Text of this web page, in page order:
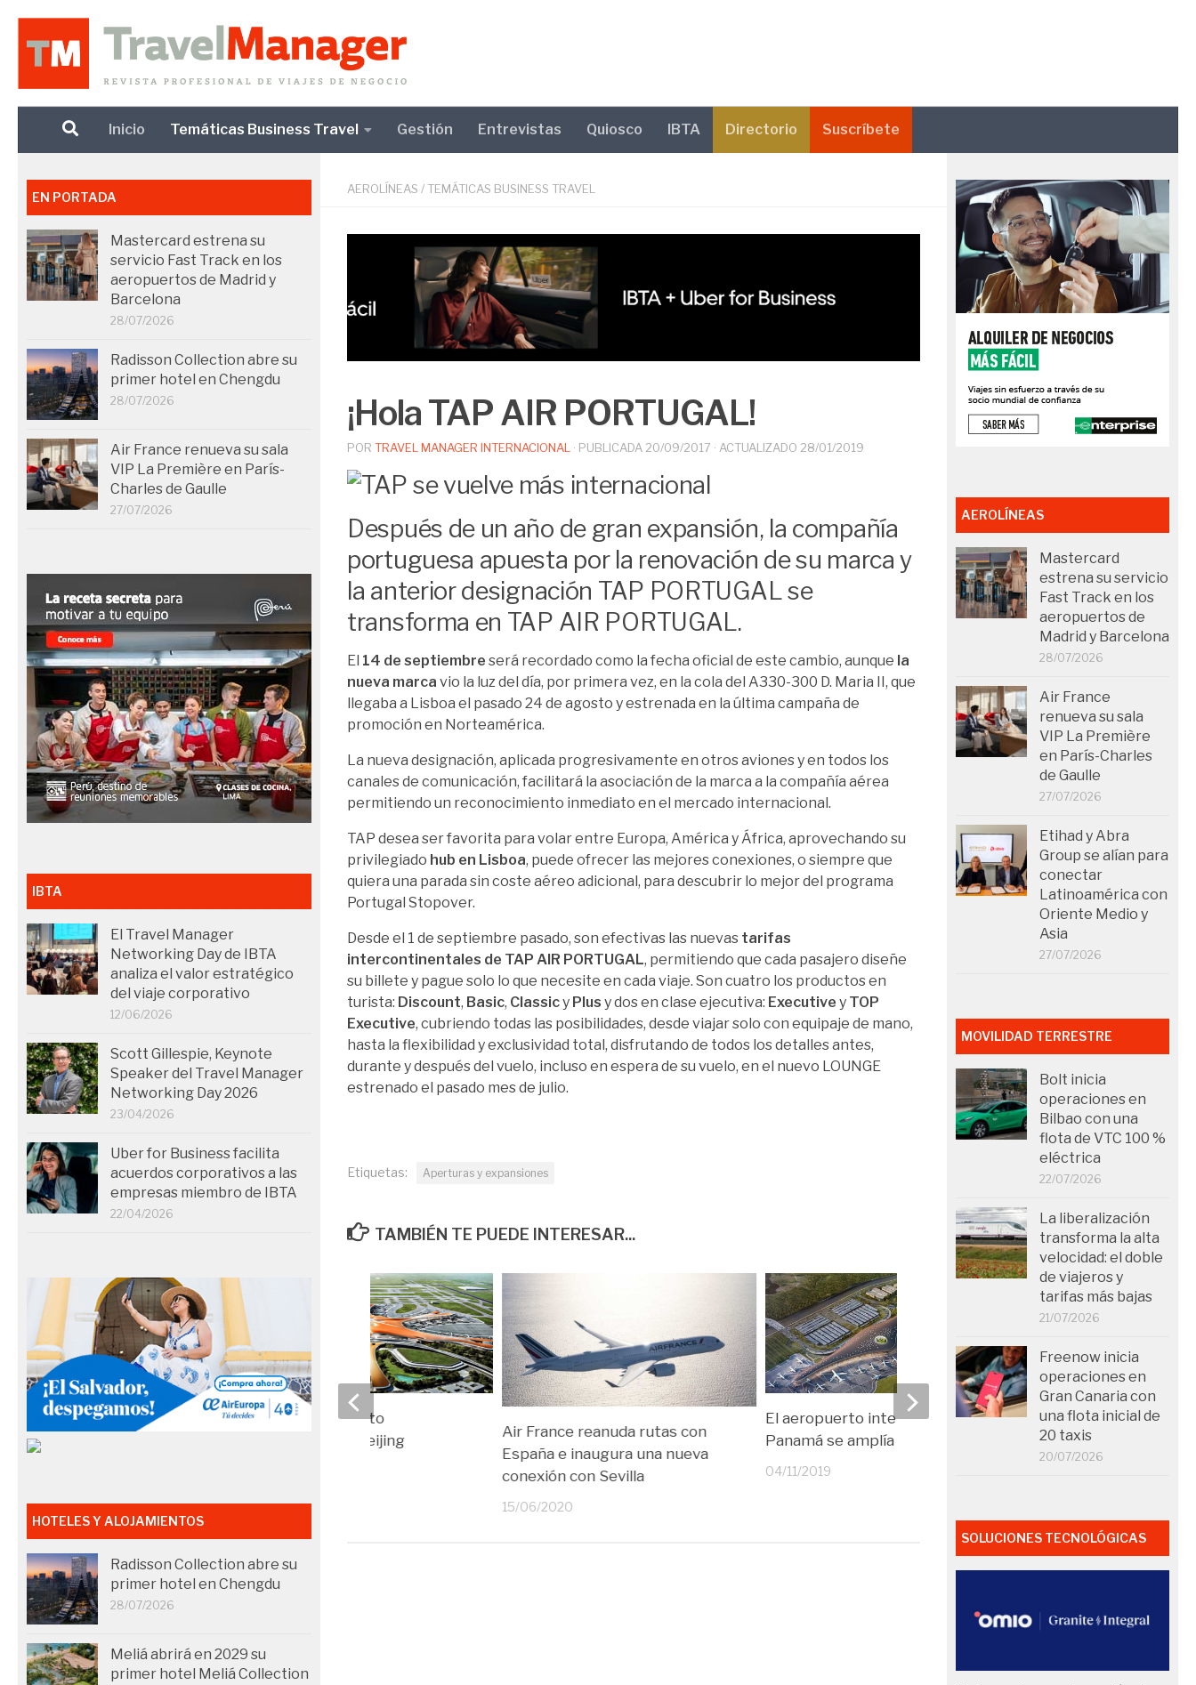
Debajo del contenido
Inicio Temáticas Business Travel Gestión Entrevistas Quiosco IBTA Directorio Suscríbete
AEROLÍNEAS / TEMÁTICAS BUSINESS TRAVEL
¡Hola TAP AIR PORTUGAL!
POR TRAVEL MANAGER INTERNACIONAL · PUBLICADA 20/09/2017 · ACTUALIZADO 28/01/2019
Después de un año de gran expansión, la compañía
portuguesa apuesta por la renovación de su marca y
la anterior designación TAP PORTUGAL se
transforma en TAP AIR PORTUGAL.
El 14 de septiembre será recordado como la fecha oficial de este cambio, aunque la
nueva marca vio la luz del día, por primera vez, en la cola del A330-300 D. Maria II, que
llegaba a Lisboa el pasado 24 de agosto y estrenada en la última campaña de
promoción en Norteamérica.
La nueva designación, aplicada progresivamente en otros aviones y en todos los
canales de comunicación, facilitará la asociación de la marca a la compañía aérea
permitiendo un reconocimiento inmediato en el mercado internacional.
TAP desea ser favorita para volar entre Europa, América y África, aprovechando su
privilegiado hub en Lisboa, puede ofrecer las mejores conexiones, o siempre que
quiera una parada sin coste aéreo adicional, para descubrir lo mejor del programa
Portugal Stopover.
Desde el 1 de septiembre pasado, son efectivas las nuevas tarifas
intercontinentales de TAP AIR PORTUGAL, permitiendo que cada pasajero diseñe
su billete y pague solo lo que necesite en cada viaje. Son cuatro los productos en
turista: Discount, Basic, Classicy Plus y dos en clase ejecutiva: Executive y TOP
Executive, cubriendo todas las posibilidades, desde viajar solo con equipaje de mano,
hasta la flexibilidad y exclusividad total, disfrutando de todos los detalles antes,
durante y después del vuelo, incluso en espera de su vuelo, en el nuevo LOUNGE
estrenado el pasado mes de julio.
Etiquetas: Aperturas y expansiones
TAMBIÉN TE PUEDE INTERESAR...
Air France reanuda rutas con
España e inaugura una nueva
conexión con Sevilla
15/06/2020
El aeropuerto internacional de
Panamá se amplía
04/11/2019
Delta y Latam una
puede cambiar el
América Latina
El nuevo aeropuerto
internacional de Beijing
EN PORTADA
Mastercard estrena su
servicio Fast Track en los
aeropuertos de Madrid y
Barcelona
28/07/2026
Radisson Collection abre su
primer hotel en Chengdu
28/07/2026
Air France renueva su sala
VIP La Première en París-
Charles de Gaulle
27/07/2026
IBTA
El Travel Manager
Networking Day de IBTA
analiza el valor estratégico
del viaje corporativo
12/06/2026
Scott Gillespie, Keynote
Speaker del Travel Manager
Networking Day 2026
23/04/2026
Uber for Business facilita
acuerdos corporativos a las
empresas miembro de IBTA
22/04/2026
HOTELES Y ALOJAMIENTOS
Radisson Collection abre su
primer hotel en Chengdu
28/07/2026
Meliá abrirá en 2029 su
primer hotel Meliá Collection
AEROLÍNEAS
Mastercard
estrena su servicio
Fast Track en los
aeropuertos de
Madrid y Barcelona
28/07/2026
Air France
renueva su sala
VIP La Première
en París-Charles
de Gaulle
27/07/2026
Etihad y Abra
Group se alían para
conectar
Latinoamérica con
Oriente Medio y
Asia
27/07/2026
MOVILIDAD TERRESTRE
Bolt inicia
operaciones en
Bilbao con una
flota de VTC 100 %
eléctrica
22/07/2026
La liberalización
transforma la alta
velocidad: el doble
de viajeros y
tarifas más bajas
21/07/2026
Freenow inicia
operaciones en
Gran Canaria con
una flota inicial de
20 taxis
20/07/2026
SOLUCIONES TECNOLÓGICAS